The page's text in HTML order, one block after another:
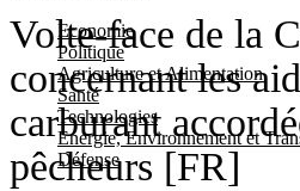
Economie
Politique
Agriculture et Alimentation
Santé
Technologies
Energie, Environnement et
Défense
Volte-face de la
concernant les
carburant
pêcheurs [FR]